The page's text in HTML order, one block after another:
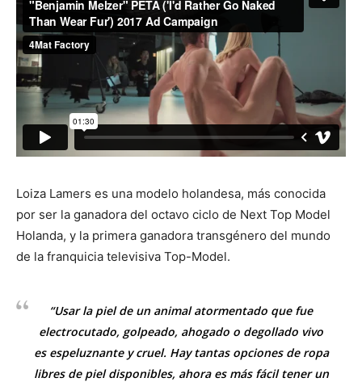
Loiza Lamers es una modelo holandesa, más conocida
por ser la ganadora del octavo ciclo de Next Top Model
Holanda, y la primera ganadora transgénero del mundo
de la franquicia televisiva Top-Model.
“Usar la piel de un animal atormentado que fue
electrocutado, golpeado, ahogado o degollado vivo
es espeluznante y cruel. Hay tantas opciones de ropa
libres de piel disponibles, ahora es más fácil tener un